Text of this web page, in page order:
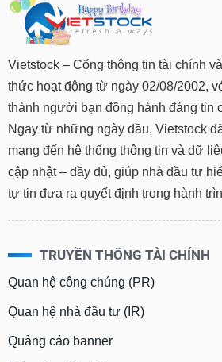
Vietstock – Cổng thông tin tài chính
thức hoạt động từ ngày 02/08/2002,
thành người bạn đồng hành đáng tin
Ngay từ những ngày đầu, Vietstock
mang đến hệ thống thông tin và dữ
cập nhật – đầy đủ, giúp nhà đầu tư
tự tin đưa ra quyết định trong hành
TRUYỀN THÔNG TÀI CHÍNH
Quan hệ công chúng (PR)
Quan hệ nhà đầu tư (IR)
Quảng cáo banner